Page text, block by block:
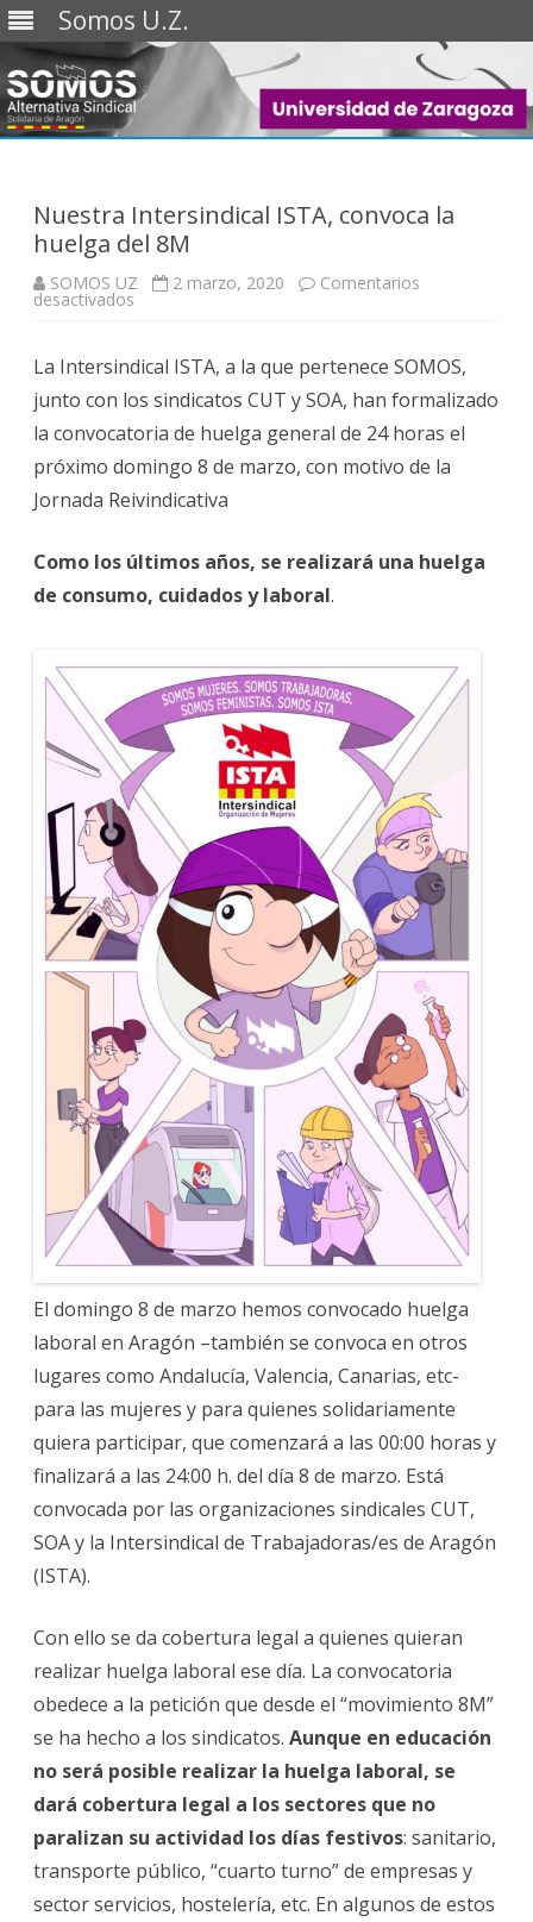
Somos U.Z.
Saltar
Nuestra Intersindical ISTA, convoca la
huelga del 8M
SOMOS UZ 2 marzo, 2020 Comentarios
desactivados
convoca
la
huelga
del
8M
La Intersindical ISTA, a la que pertenece SOMOS,
junto con los sindicatos CUT y SOA, han formalizado
la convocatoria de huelga general de 24 horas el
próximo domingo 8 de marzo, con motivo de la
Jornada Reivindicativa
Como los últimos años, se realizará una huelga
de consumo, cuidados y laboral.
El domingo 8 de marzo hemos convocado huelga
laboral en Aragón –también se convoca en otros
lugares como Andalucía, Valencia, Canarias, etc-
para las mujeres y para quienes solidariamente
quiera participar, que comenzará a las 00:00 horas y
finalizará a las 24:00 h. del día 8 de marzo. Está
convocada por las organizaciones sindicales CUT,
SOA y la Intersindical de Trabajadoras/es de Aragón
(ISTA).
Con ello se da cobertura legal a quienes quieran
realizar huelga laboral ese día. La convocatoria
obedece a la petición que desde el “movimiento 8M”
se ha hecho a los sindicatos. Aunque en educación
no será posible realizar la huelga laboral, se
dará cobertura legal a los sectores que no
paralizan su actividad los días festivos: sanitario,
transporte público, “cuarto turno” de empresas y
sector servicios, hostelería, etc. En algunos de estos